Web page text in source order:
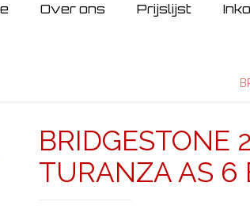
Over ons Prijslijst
BRIDGESTONE
TURANZA AS 6